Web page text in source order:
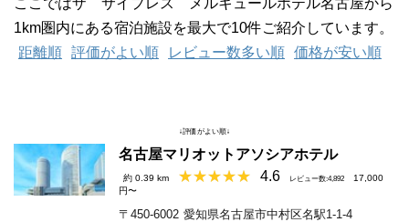
ここではザ サイプレス メルキュールホテル名古屋から
1km圏内にある宿泊施設を最大で10件ご紹介しています。
距離順 評価がよい順 レビュー数多い順 価格が安い順
↓評価がよい順↓
名古屋マリオットアソシアホテル
約 0.39 km 4.6 レビュー数:4,892
17,000
円〜
〒450-6002 愛知県名古屋市中村区名駅1-1-4